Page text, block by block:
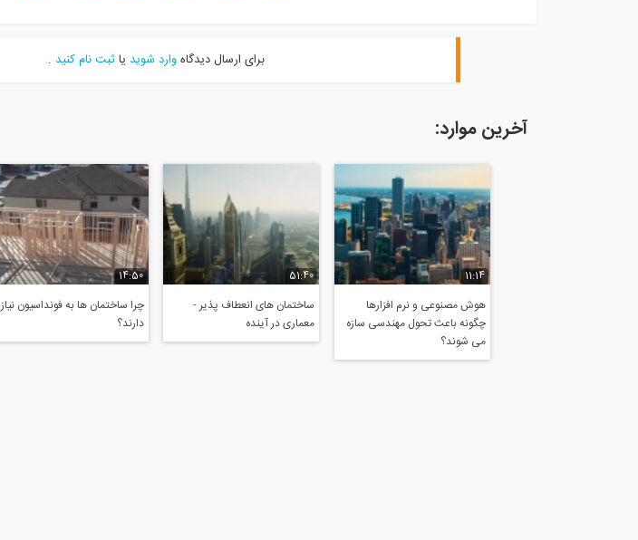
برای ارسال دیدگاهوارد شوید یاثبت نام کنید .
آخرین موارد:
11:14
هوش مصنوعی و نرم افزارها
چگونه باعث تحول مهندسی سازه
می شوند؟
51:40
ساختمان های انعطاف پذیر -
معماری در آینده
14:50
چرا ساختمان ها به فونداسیون نیاز
دارند؟